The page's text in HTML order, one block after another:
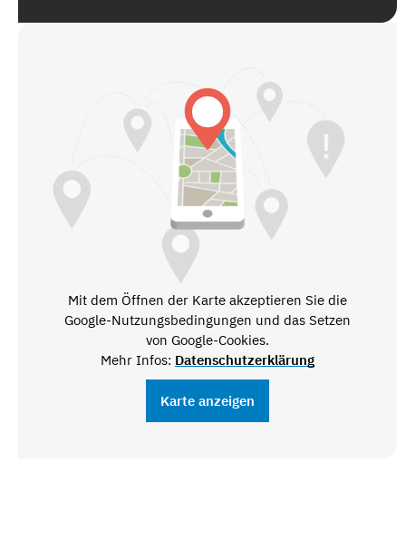
Mit dem Öffnen der Karte akzeptieren Sie die
Google-Nutzungsbedingungen und das Setzen
von Google-Cookies.
Mehr Infos: Datenschutzerklärung
Karte anzeigen